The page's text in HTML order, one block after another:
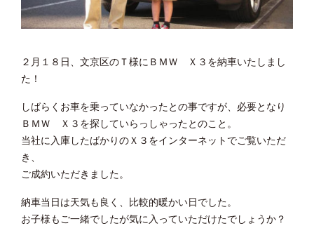
２月１８日、文京区のＴ様にＢＭＷ Ｘ３を納車いたしまし
た！
しばらくお車を乗っていなかったとの事ですが、必要となり
ＢＭＷ Ｘ３を探していらっしゃったとのこと。
当社に入庫したばかりのＸ３をインターネットでご覧いただ
き、
ご成約いただきました。
納車当日は天気も良く、比較的暖かい日でした。
お子様もご一緒でしたが気に入っていただけたでしょうか？